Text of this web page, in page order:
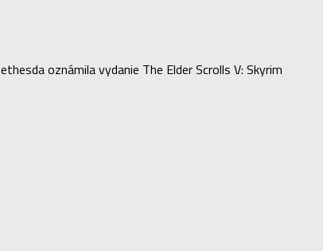
oznámila vydanie The Elder Scrolls V: Skyrim